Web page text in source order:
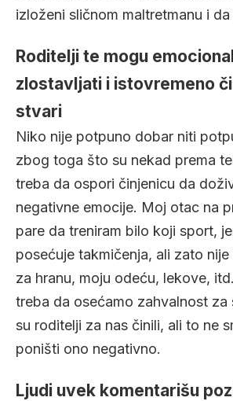
izloženi sličnom maltretmanu i
Roditelji te mogu
zlostavljati i istovremeno
stvari
Niko nije potpuno dobar niti
zbog toga što su nekad prema
treba da ospori činjenicu da
negativne emocije. Moj otac na
pare da treniram bilo koji sport,
posećuje takmičenja, ali zato
za hranu, moju odeću, lekove,
treba da osećamo zahvalnost
su roditelji za nas činili, ali to ne
poništi ono negativno.
Ljudi uvek komentarišu